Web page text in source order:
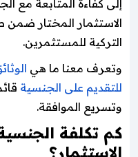
إلى كفاءة المتابعة مع
الاستثمار المختار
التركية للمستثمرين.
وتعرف معنا ما هي
للتقديم على الجنسية
وتسريع الموافقة.
كم تكلفة الجنسية
الاستثمار؟